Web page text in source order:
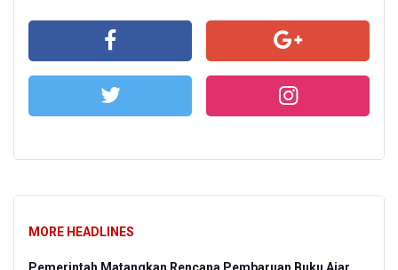
MORE HEADLINES
Pemerintah Matangkan Rencana Pembaruan Buku Ajar